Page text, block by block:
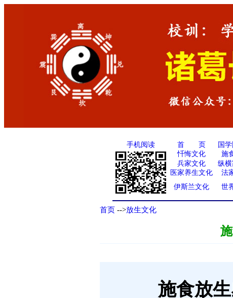
手机阅读 首 页 国
忏悔文化
施
兵家文化
纵
医家养生文化
法
伊斯兰文化
世
首页 -->放生文化
施食放